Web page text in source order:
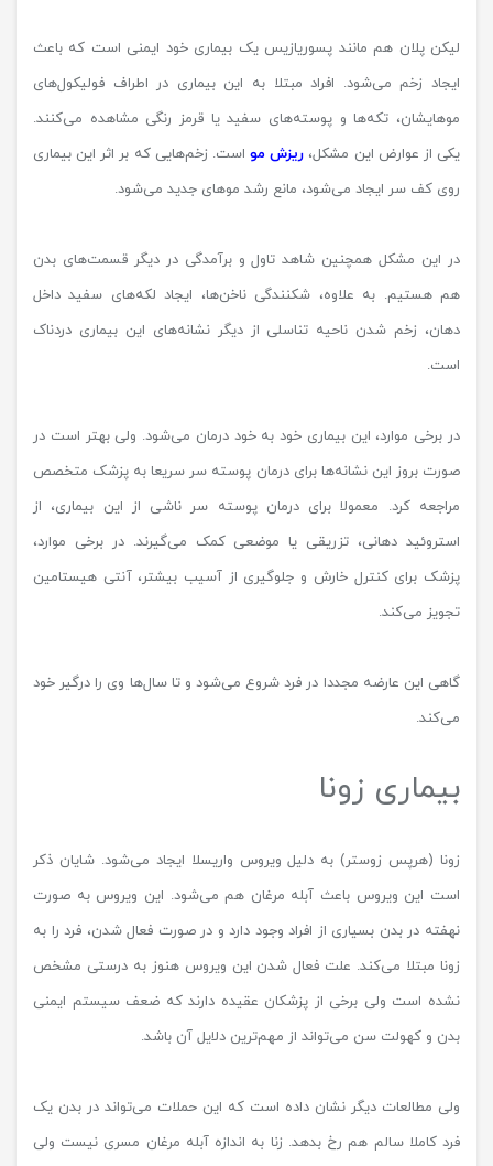
لیکن پلان هم مانند پسوریازیس یک بیماری خود ایمنی است که باعث
ایجاد زخم می‌شود. افراد مبتلا به این بیماری در اطراف فولیکول‌های
موهایشان، تکه‌ها و پوسته‌های سفید یا قرمز رنگی مشاهده می‌کنند.
یکی از عوارض این مشکل، ریزش مو است. زخم‌هایی که بر اثر این بیماری
روی کف سر ایجاد می‌شود، مانع رشد موهای جدید می‌شود.
در این مشکل همچنین شاهد تاول و برآمدگی در دیگر قسمت‌های بدن
هم هستیم. به علاوه، شکنندگی ناخن‌ها، ایجاد لکه‌های سفید داخل
دهان، زخم شدن ناحیه تناسلی از دیگر نشانه‌های این بیماری دردناک
است.
در برخی موارد، این بیماری خود به خود درمان می‌شود. ولی بهتر است در
صورت بروز این نشانه‌ها برای درمان پوسته سر سریعا به پزشک متخصص
مراجعه کرد. معمولا برای درمان پوسته سر ناشی از این بیماری، از
استروئید دهانی، تزریقی یا موضعی کمک می‌گیرند. در برخی موارد،
پزشک برای کنترل خارش و جلوگیری از آسیب بیشتر، آنتی هیستامین
تجویز می‌کند.
گاهی این عارضه مجددا در فرد شروع می‌شود و تا سال‌ها وی را درگیر خود
می‌کند.
بیماری زونا
زونا (هرپس زوستر) به دلیل ویروس واریسلا ایجاد می‌شود. شایان ذکر
است این ویروس باعث آبله مرغان هم می‌شود. این ویروس به صورت
نهفته در بدن بسیاری از افراد وجود دارد و در صورت فعال شدن، فرد را به
زونا مبتلا می‌کند. علت فعال شدن این ویروس هنوز به درستی مشخص
نشده است ولی برخی از پزشکان عقیده دارند که ضعف سیستم ایمنی
بدن و کهولت سن می‌تواند از مهم‌ترین دلایل آن باشد.
ولی مطالعات دیگر نشان داده است که این حملات می‌تواند در بدن یک
فرد کاملا سالم هم رخ بدهد. زنا به اندازه آبله مرغان مسری نیست ولی